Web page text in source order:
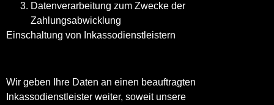
Datenverarbeitung zum Zwecke der
Zahlungsabwicklung
Einschaltung von Inkassodienstleistern
Wir geben Ihre Daten an einen beauftragten
Inkassodienstleister weiter, soweit unsere